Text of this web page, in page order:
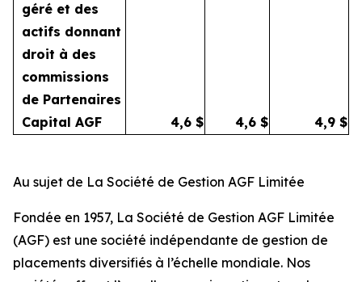
géré et des
actifs donnant
droit à des
commissions
de Partenaires
Capital AGF
4,6 $ 4,6 $ 4,9 $
Au sujet de La Société de Gestion AGF Limitée
Fondée en 1957, La Société de Gestion AGF Limitée
(AGF) est une société indépendante de gestion de
placements diversifiés à l’échelle mondiale. Nos